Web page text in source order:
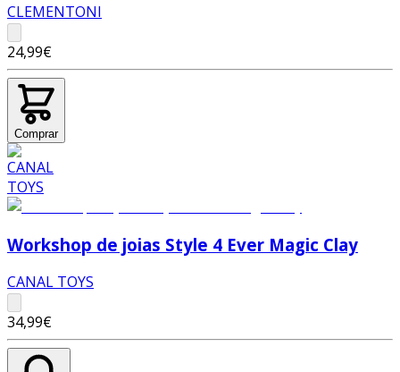
CLEMENTONI
24,99€
Comprar
Workshop de joias Style 4 Ever Magic Clay
CANAL TOYS
34,99€